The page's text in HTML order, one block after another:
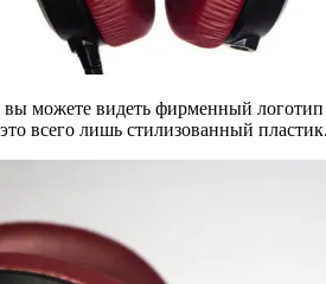
можете видеть фирменный
всего лишь стилизованный